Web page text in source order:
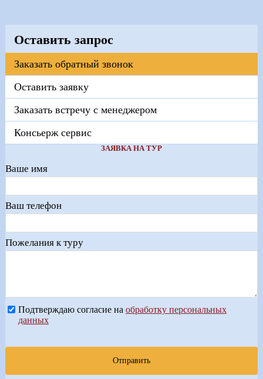
Оставить запрос
Заказать обратный звонок
Оставить заявку
Заказать встречу с менеджером
Консьерж сервис
ЗАЯВКА НА ТУР
Ваше имя
Ваш телефон
Пожелания к туру
Подтверждаю согласие на обработку персональных
данных
Отправить